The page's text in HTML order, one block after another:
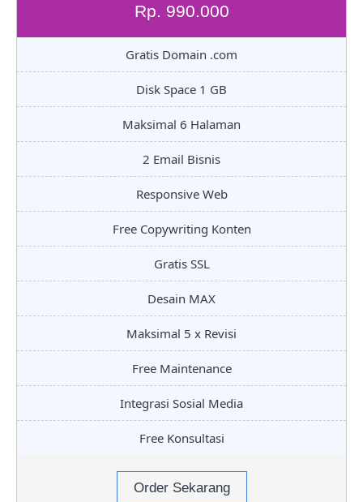
Rp. 990.000
Gratis Domain .com
Disk Space 1 GB
Maksimal 6 Halaman
2 Email Bisnis
Responsive Web
Free Copywriting Konten
Gratis SSL
Desain MAX
Maksimal 5 x Revisi
Free Maintenance
Integrasi Sosial Media
Free Konsultasi
Order Sekarang